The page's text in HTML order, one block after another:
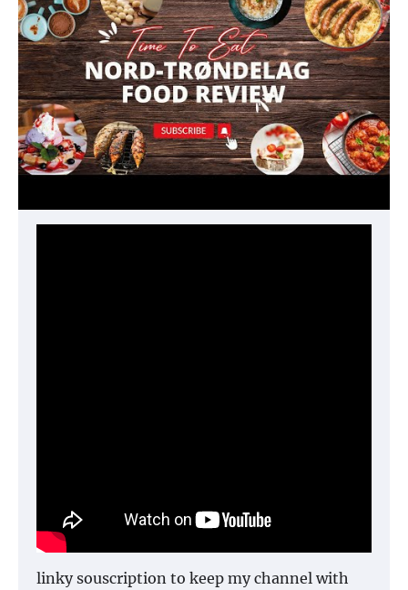
linky souscription to keep my channel with